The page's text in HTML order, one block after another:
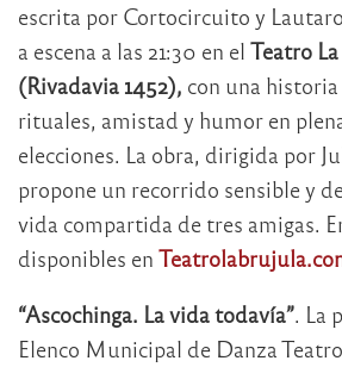
escrita por Cortocircuito y
a escena a las 21:30 en el Teatro
(Rivadavia 1452), con una
rituales, amistad y humor en
elecciones. La obra, dirigida por
propone un recorrido sensible y
vida compartida de tres amigas.
disponibles en
“Ascochinga. La vida todavía”. La
Elenco Municipal de Danza